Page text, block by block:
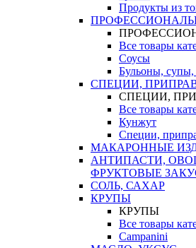
Продукты из
Все товары
Соусы
Бульоны, супы,
СПЕЦИИ,
СПЕЦИИ,
Все товары
Кунжут
Специи,
МАКАРОННЫЕ
АНТИПАСТИ,
ФРУКТОВЫЕ
СОЛЬ, САХАР
КРУПЫ
КРУПЫ
Все товары
Campanini